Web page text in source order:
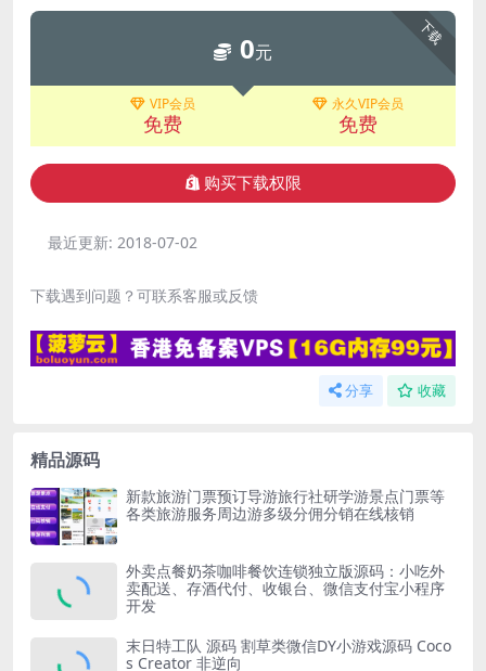
下载
0元
VIP会员
免费
永久VIP会员
免费
购买下载权限
最近更新: 2018-07-02
下载遇到问题？可联系客服或反馈
分享 收藏
精品源码
新款旅游门票预订导游旅行社研学游景点门票等
各类旅游服务周边游多级分佣分销在线核销
外卖点餐奶茶咖啡餐饮连锁独立版源码：小吃外
卖配送、存酒代付、收银台、微信支付宝小程序
开发
末日特工队 源码 割草类微信DY小游戏源码 Coco
s Creator 非逆向